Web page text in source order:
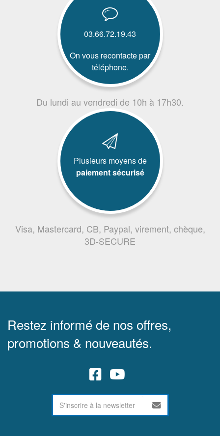
03.66.72.19.43
On vous recontacte par
téléphone.
Du lundi au vendredi de 10h à 17h30.
Plusieurs moyens de
paiement sécurisé
Visa, Mastercard, CB, Paypal, virement, chèque,
3D-SECURE
Restez informé de nos offres,
promotions & nouveautés.